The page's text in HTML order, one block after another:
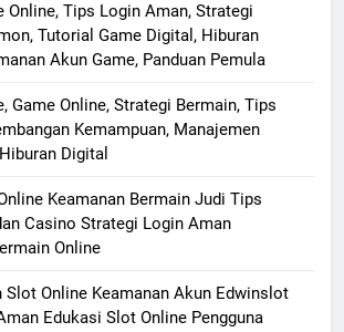
Online, Tips Login Aman, Strategi
Tutorial Game Digital, Hiburan
Akun Game, Panduan Pemula
Game Online, Strategi Bermain, Tips
Kemampuan, Manajemen
Digital
Keamanan Bermain Judi Tips
Casino Strategi Login Aman
Online
Slot Online Keamanan Akun Edwinslot
Edukasi Slot Online Pengguna